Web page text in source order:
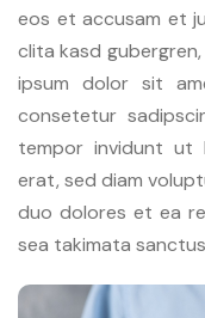
eos et accusam et
clita kasd
ipsum dolor sit
consetetur
tempor invidunt ut
erat, sed diam
duo dolores et ea
sea takimata